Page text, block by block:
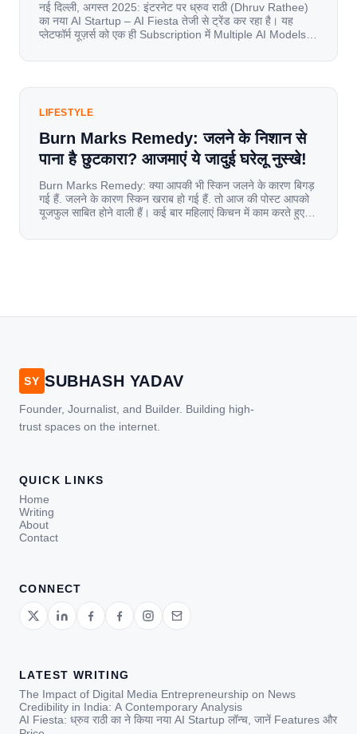
नई दिल्ली, अगस्त 2025: इंटरनेट पर ध्रुव राठी (Dhruv Rathee)
का नया AI Startup – AI Fiesta तेजी से ट्रेंड कर रहा है। यह
प्लेटफॉर्म यूज़र्स को एक ही Subscription में Multiple AI Models
यूज़र्स का जबरदस्त रिस्पॉन्स लॉन्च के तुरंत […]
LIFESTYLE
Burn Marks Remedy: जलने के निशान से
पाना है छुटकारा? आजमाएं ये जादुई घरेलू नुस्खे!
Burn Marks Remedy: क्या आपकी भी स्किन जलने के कारण बिगड़
गई हैं. जलने के कारण स्किन खराब हो गई हैं. तो आज की पोस्ट आपको
यूजफुल साबित होने वाली हैं। कई बार महिलाएं किचन में काम करते हुए
[…]
SY SUBHASH YADAV
Founder, Journalist, and Builder. Building high-
trust spaces on the internet.
QUICK LINKS
Home
Writing
About
Contact
CONNECT
LATEST WRITING
The Impact of Digital Media Entrepreneurship on News
Credibility in India: A Contemporary Analysis
AI Fiesta: ध्रुव राठी का ने किया नया AI Startup लॉन्च, जानें Features और